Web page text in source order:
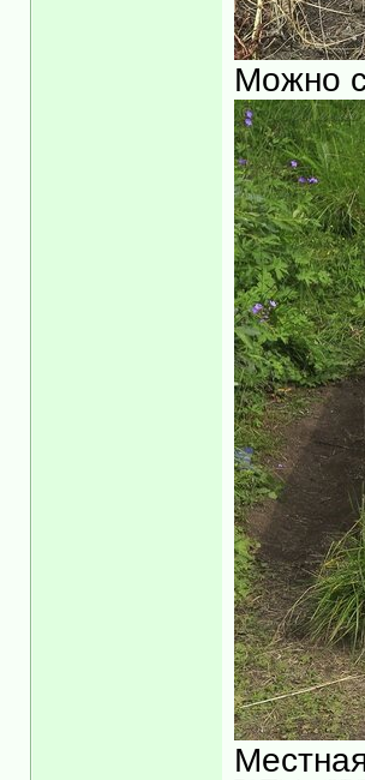
Можно